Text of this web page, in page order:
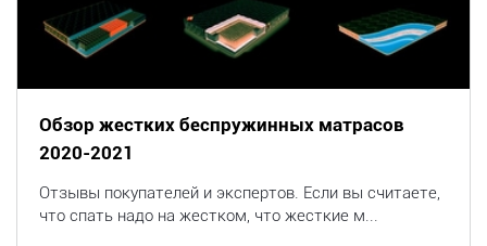
Обзор жестких беспружинных матрасов
2020-2021
Отзывы покупателей и экспертов. Если вы считаете,
что спать надо на жестком, что жесткие м...